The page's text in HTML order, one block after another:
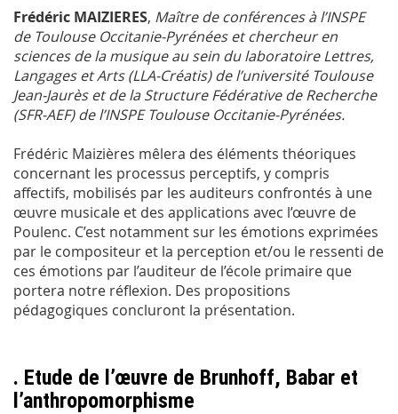
Frédéric MAIZIERES, Maître de conférences à l’INSPE
de Toulouse Occitanie-Pyrénées et chercheur en
sciences de la musique au sein du laboratoire Lettres,
Langages et Arts (LLA-Créatis) de l’université Toulouse
Jean-Jaurès et de la Structure Fédérative de Recherche
(SFR-AEF) de l’INSPE Toulouse Occitanie-Pyrénées.
Frédéric Maizières mêlera des éléments théoriques
concernant les processus perceptifs, y compris
affectifs, mobilisés par les auditeurs confrontés à une
œuvre musicale et des applications avec l’œuvre de
Poulenc. C’est notamment sur les émotions exprimées
par le compositeur et la perception et/ou le ressenti de
ces émotions par l’auditeur de l’école primaire que
portera notre réflexion. Des propositions
pédagogiques concluront la présentation.
. Etude de l’œuvre de Brunhoff, Babar et
l’anthropomorphisme